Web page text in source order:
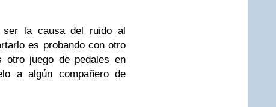
ser la causa del ruido al
es probando con otro
otro juego de pedales en
a algún compañero de